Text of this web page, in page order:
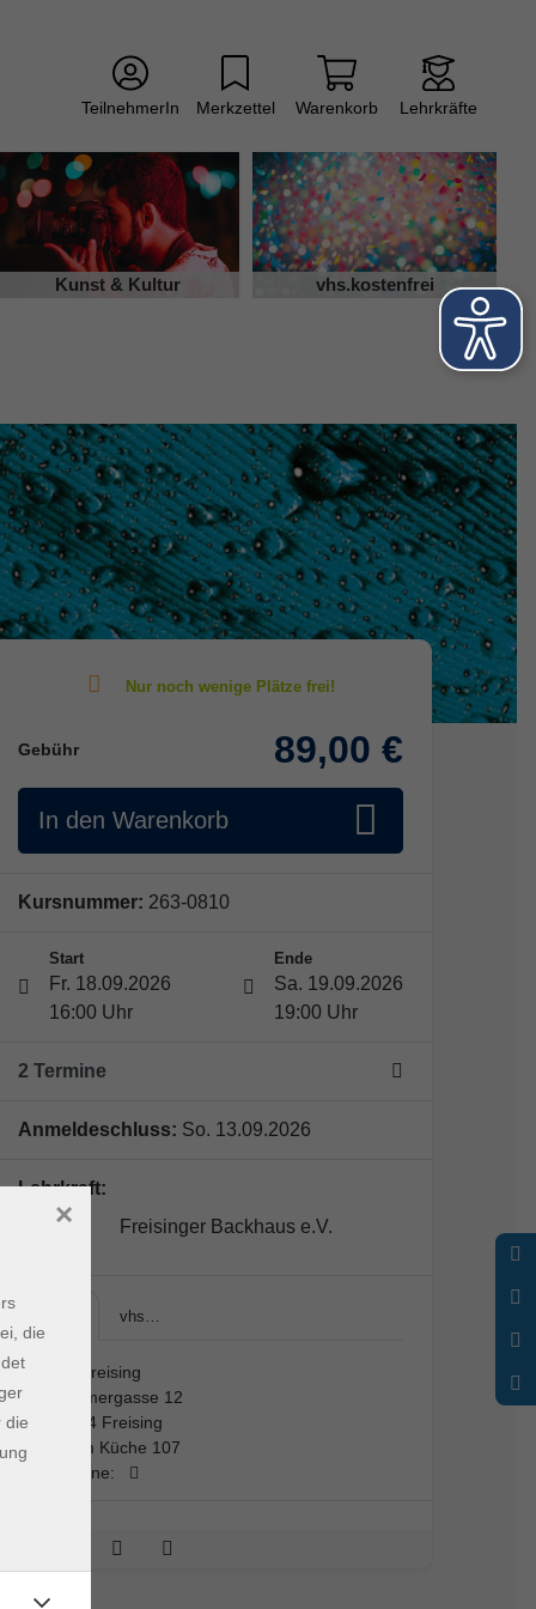
TeilnehmerIn Merkzettel Warenkorb Lehrkräfte
Kunst & Kultur vhs.kostenfrei
Gebühr 89,00 €
In den Warenkorb
Kursnummer: 263-0810
Start
Fr. 18.09.2026
16:00 Uhr
Ende
Sa. 19.09.2026
19:00 Uhr
2 Termine
Anmeldeschluss: So. 13.09.2026
Lehrkraft:
Freisinger Backhaus e.V.
vhs…
vhs Freising
Kammergasse 12
85354 Freising
Raum Küche 107
Termine:
die
die
×